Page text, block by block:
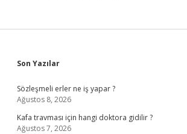
Sidebar
Son Yazılar
Sözleşmeli erler ne iş yapar ?
Ağustos 8, 2026
Kafa travması için hangi doktora gidilir ?
Ağustos 7, 2026